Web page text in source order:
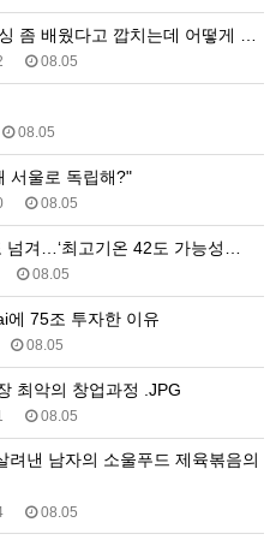
좀 배웠다고 깝치는데 어떻게 …
08.05
08.05
서울로 독립해?"
08.05
넘겨…‘최고기온 42도 가능성…
08.05
에 75조 투자한 이유
08.05
최악의 창업과정 .JPG
08.05
08.05